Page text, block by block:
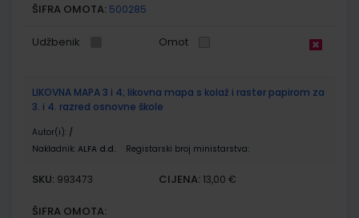
ŠIFRA OMOTA: 500285
Udžbenik Omot
LIKOVNA MAPA 3 i 4; likovna mapa s kolaž i raster papirom za
3. i 4. razred osnovne škole
Autor(i): /
Nakladnik: ALFA d.d. Registarski broj ministarstva:
SKU: 993473 CIJENA: 13,00 €
ŠIFRA OMOTA: